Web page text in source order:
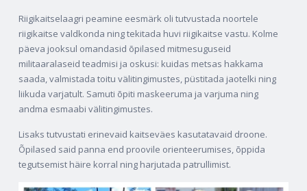
Riigikaitselaagri peamine eesmärk oli tutvustada noortele
riigikaitse valdkonda ning tekitada huvi riigikaitse vastu. Kolme
päeva jooksul omandasid õpilased mitmesuguseid
militaaralaseid teadmisi ja oskusi: kuidas metsas hakkama
saada, valmistada toitu välitingimustes, püstitada jaotelki ning
liikuda varjatult. Samuti õpiti maskeeruma ja varjuma ning
andma esmaabi välitingimustes.
Lisaks tutvustati erinevaid kaitseväes kasutatavaid droone.
Õpilased said panna end proovile orienteerumises, õppida
tegutsemist häire korral ning harjutada patrullimist.